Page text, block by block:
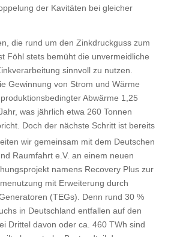
der Kavitäten bei gleicher
die rund um den Zinkdruckguss zum
Föhl stets bemüht die unvermeidliche
sinnvoll zu nutzen.
Gewinnung von Strom und Wärme
Abwärme 1,25
was jährlich etwa 260 Tonnen
Doch der nächste Schritt ist bereits
wir gemeinsam mit dem Deutschen
Raumfahrt e.V. an einem neuen
namens Recovery Plus zur
mit Erweiterung durch
(TEGs). Denn rund 30 %
in Deutschland entfallen auf den
Drittel davon oder ca. 460 TWh sind